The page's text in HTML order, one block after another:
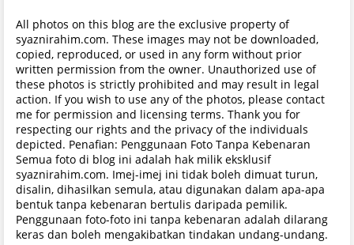
All photos on this blog are the exclusive property of
syaznirahim.com. These images may not be downloaded,
copied, reproduced, or used in any form without prior
written permission from the owner. Unauthorized use of
these photos is strictly prohibited and may result in legal
action. If you wish to use any of the photos, please contact
me for permission and licensing terms. Thank you for
respecting our rights and the privacy of the individuals
depicted. Penafian: Penggunaan Foto Tanpa Kebenaran
Semua foto di blog ini adalah hak milik eksklusif
syaznirahim.com. Imej-imej ini tidak boleh dimuat turun,
disalin, dihasilkan semula, atau digunakan dalam apa-apa
bentuk tanpa kebenaran bertulis daripada pemilik.
Penggunaan foto-foto ini tanpa kebenaran adalah dilarang
keras dan boleh mengakibatkan tindakan undang-undang.